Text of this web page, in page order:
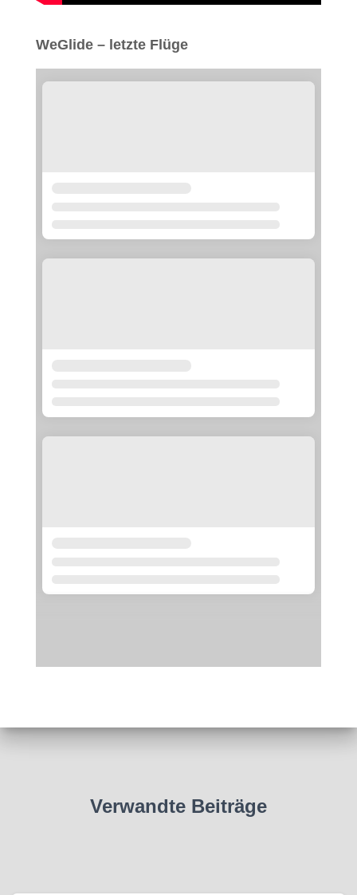
WeGlide – letzte Flüge
Verwandte Beiträge